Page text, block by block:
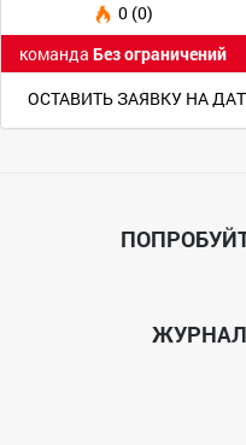
0 (0)
команда Без ограничений
ОСТАВИТЬ ЗАЯВКУ НА